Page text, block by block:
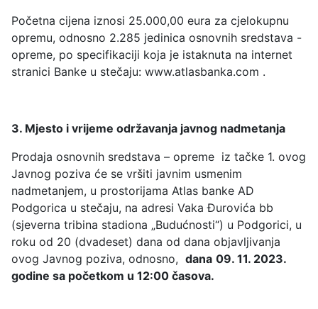
Početna cijena iznosi 25.000,00 eura za cjelokupnu
opremu, odnosno 2.285 jedinica osnovnih sredstava -
opreme, po specifikaciji koja je istaknuta na internet
stranici Banke u stečaju: www.atlasbanka.com .
3. Mjesto i vrijeme održavanja javnog nadmetanja
Prodaja osnovnih sredstava – opreme iz tačke 1. ovog
Javnog poziva će se vršiti javnim usmenim
nadmetanjem, u prostorijama Atlas banke AD
Podgorica u stečaju, na adresi Vaka Đurovića bb
(sjeverna tribina stadiona „Budućnosti“) u Podgorici, u
roku od 20 (dvadeset) dana od dana objavljivanja
ovog Javnog poziva, odnosno, dana 09. 11. 2023.
godine sa početkom u 12:00 časova.